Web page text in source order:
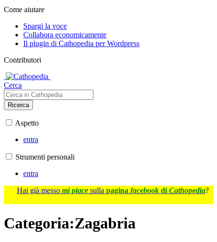
Come aiutare
Spargi la voce
Collabora economicamente
Il plugin di Cathopedia per Wordpress
Contributori
Cerca
Ricerca
Aspetto
entra
Strumenti personali
entra
Hai già messo mi piace sulla pagina facebook di Cathopedia?
Categoria:Zagabria